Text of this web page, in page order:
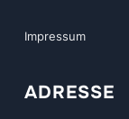
Impressum
ADRESSE